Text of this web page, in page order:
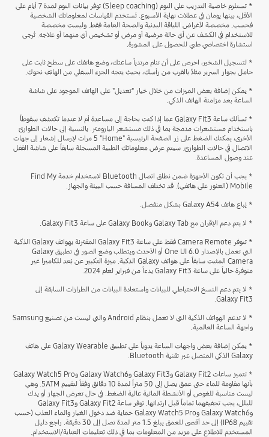
* تستلزم خاصية التدريب على النوم (Sleep coaching) توفر بيانات النوم لمدة 7 أيام على
الأقل، بينها يومان في عطلات نهاية الأسبوع. تُستخدم القياسات لمعلوماتك الشخصية
فحسب. مخصصة لأغراض اللياقة البدنية والصحة العامة فقط. وليست مخصصة
للاستخدام في الكشف عن أي حالة مرضية أو مرض أو تشخيص أي منهما أو علاجه. تُرجى
استشارة اختصاصي طبي للحصول على المشورة.
* لتسجيل الشخير، احرص على أن تنام مرتدياً ساعتك، وضع هاتفك على سطح ثابت على
حامل بجوار السرير مثلاً بالقرب من رأسك، بحيث يتجه الجزء السفلي من الهاتف نحوك.
* يمكن إضافة بعض الميزات من خلال خيار "تعديل" على الهاتف الموجود على شاشة
الساعة بعد مزامنة الهاتف الذكي.
* تسألك ساعة Galaxy FIt3 عما إذا كنت بحاجة إلى مساعدة أم لا عندما تكتشف سقوطاً
باستخدام مستشعرات مدمجة بما في ذلك مستشعر البارومتر. بالنسبة إلى حالات الطوارئ
الأخرى، يمكنك الضغط على زر الصفحة الرئيسية "Home" ‏5 مرات لإرسال إشعار إلى جهات
الاتصال في حالات الطوارئ. سيتم عرض معلوماتك الطبية المسجلة سابقاً على شاشة القفل
عند وصول المساعدة.
* يجب أن تكون الأجهزة ضمن نطاق اتصال Bluetooth لاستخدام خدمة Find My
Mobile (العثور على هاتفي). قد تختلف المسافة حسب البيئة والجهاز.
* يُباع هاتف Galaxy A54 بشكل منفصل.
* لا يتم دعم الإقران مع Galaxy Tab وGalaxy Book على ساعة Galaxy Fit3.
* تتوفر Camera Remote فقط على ساعة Galaxy Fit3 المقترنة بهواتف Galaxy الذكية
التي تعمل بالإصدار One UI 6.0 أو الأحدث ويتطلب وضع الصور في تطبيق Galaxy
Camera المثبت سابقاً على هواتف Galaxy الذكية. ميزة التكبير عن بُعد للكاميرا غير
متوفرة حالياً على ساعة Galaxy Fit3 بدءاً من فبراير لعام 2024.
* لا يتم دعم النسخ الاحتياطي للبيانات واستعادة البيانات من الطرازات السابقة إلى
Galaxy Fit3.
* لا تدعم الهواتف الذكية التي لا تعمل بنظام Android والتي ليست من تصنيع Samsung
واجهة الساعة العالمية.
* يمكن إضافة بعض واجهات الساعة يدوياً على تطبيق Galaxy Wearable على هاتف
Galaxy الذكي المتصل عبر تقنية Bluetooth.
* تتميز ساعات Galaxy Fit2 وGalaxy Fit3 وGalaxy Watch6 وGalaxy Watch5 Pro
بأنها مقاومة للماء حتى عمق يصل إلى 50 متراً لمدة 10 دقائق وفقاً لتقييم 5ATM. وهي
ليست مناسبة للغوص أو الأنشطة المائية عالية الضغط. في حال تعرض الجهاز أو يدك
للبلل، يجب تجفيفهما تماماً قبل ارتدائها. توفر ساعة Galaxy Fit2 وGalaxy Fit3
وGalaxy Watch6 وGalaxy Watch5 Pro حماية ضد دخول الغبار والماء العذب (حسب
تقييم IP68) إلى حد أقصى للعمق يبلغ 1.5 متر لمدة تصل إلى 30 دقيقة. راجع دليل
المستخدم للاطلاع على مزيد من المعلومات بما في ذلك تعليمات العناية/الاستخدام.